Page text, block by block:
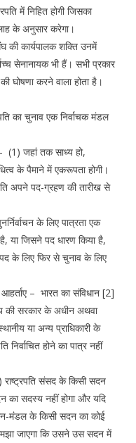
में निहित होगी जिसका
के अनुसार करेगा।
की कार्यपालक शक्ति उनमें
सेनानायक भी हैं। सभी प्रकार
घोषणा करने वाला होता है।
का चुनाव एक निर्वाचक मंडल
(1) जहां तक ​​साध्य हो,
के पैमाने में एकरूपता होगी।
अपने पद-ग्रहण की तारीख से
के लिए पात्रता एक
या जिसने पद धारण किया है,
के लिए फिर से चुनाव के लिए
आहर्ताए – भारत का संविधान [2]
की सरकार के अधीन अथवा
या अन्य प्राधिकारी के
होने का पात्र नहीं
संसद के किसी सदन
का सदस्य नहीं होगा और यदि
मंडल के किसी सदन का कोई
समझा जाएगा कि उसने उस सदन में